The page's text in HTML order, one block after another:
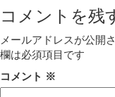
コメントを残
メールアドレスが公開
欄は必須項目です
コメント ※